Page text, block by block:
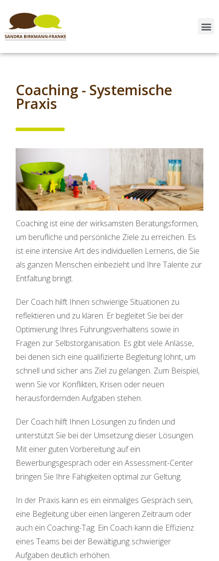
Coaching - Systemische
Praxis
Coaching ist eine der wirksamsten Beratungsformen,
um berufliche und persönliche Ziele zu erreichen. Es
ist eine intensive Art des individuellen Lernens, die Sie
als ganzen Menschen einbezieht und Ihre Talente zur
Entfaltung bringt.
Der Coach hilft Ihnen schwierige Situationen zu
reflektieren und zu klären. Er begleitet Sie bei der
Optimierung Ihres Führungsverhaltens sowie in
Fragen zur Selbstorganisation. Es gibt viele Anlässe,
bei denen sich eine qualifizierte Begleitung lohnt, um
schnell und sicher ans Ziel zu gelangen. Zum Beispiel,
wenn Sie vor Konflikten, Krisen oder neuen
herausfordernden Aufgaben stehen.
Der Coach hilft Ihnen Lösungen zu finden und
unterstützt Sie bei der Umsetzung dieser Lösungen.
Mit einer guten Vorbereitung auf ein
Bewerbungsgespräch oder ein Assessment-Center
bringen Sie Ihre Fähigkeiten optimal zur Geltung.
In der Praxis kann es ein einmaliges Gespräch sein,
eine Begleitung über einen längeren Zeitraum oder
auch ein Coaching-Tag. Ein Coach kann die Effizienz
eines Teams bei der Bewältigung schwieriger
Aufgaben deutlich erhöhen.